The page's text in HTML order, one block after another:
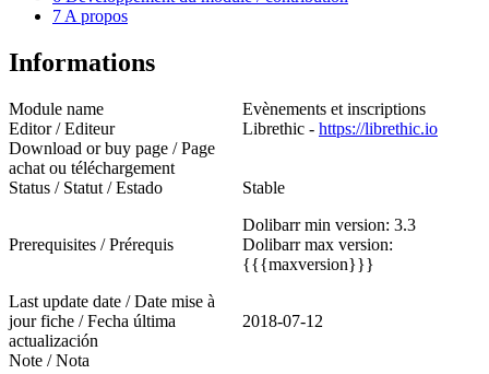
7 A propos
Informations
Module name
Evènements et inscriptions
Editor / Editeur
Librethic - https://librethic.io
Download or buy page / Page
achat ou téléchargement
Status / Statut / Estado
Stable
Prerequisites / Prérequis
Dolibarr min version: 3.3
Dolibarr max version:
{{{maxversion}}}
Last update date / Date mise à
jour fiche / Fecha última
actualización
2018-07-12
Note / Nota